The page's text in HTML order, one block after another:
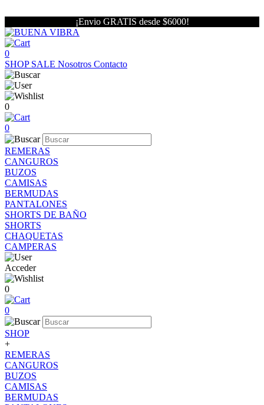
¡Envio GRATIS desde $6000!
0
SHOP SALE Nosotros Contacto
0
0
REMERAS
CANGUROS
BUZOS
CAMISAS
BERMUDAS
PANTALONES
SHORTS DE BAÑO
SHORTS
CHAQUETAS
CAMPERAS
Acceder
0
0
SHOP
+
REMERAS
CANGUROS
BUZOS
CAMISAS
BERMUDAS